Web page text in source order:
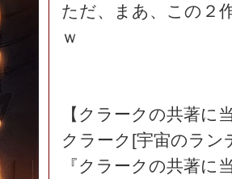
ただ、まあ、この２
ｗ
【クラークの共著に
クラーク[宇宙のラン
『クラークの共著